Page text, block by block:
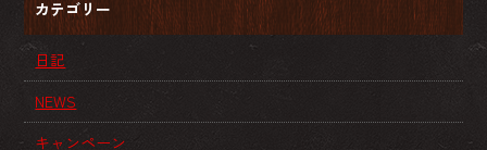
カテゴリー
日記
NEWS
キャンペーン